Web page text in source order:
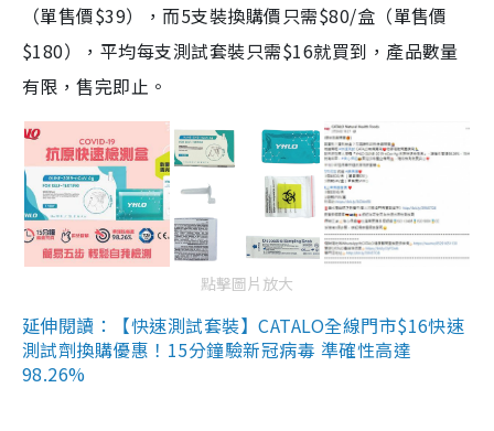
（單售價$39），而5支裝換購價只需$80/盒（單售價
$180），平均每支測試套裝只需$16就買到，產品數量
有限，售完即止。
點擊圖片放大
延伸閱讀：【快速測試套裝】CATALO全線門市$16快速
測試劑換購優惠！15分鐘驗新冠病毒 準確性高達
98.26%